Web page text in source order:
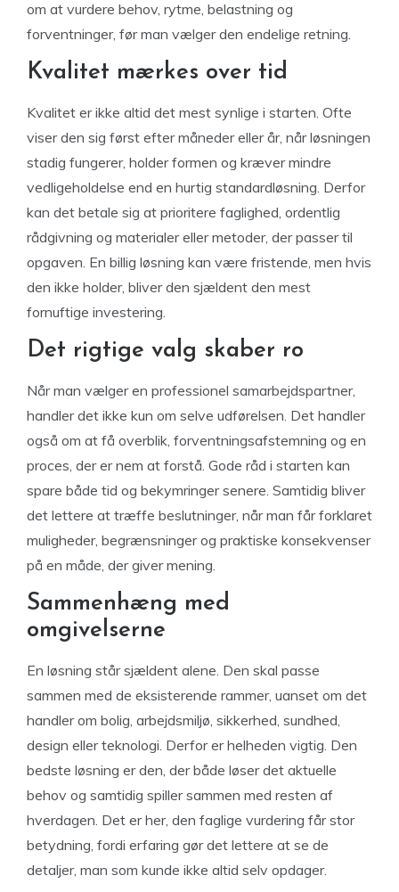
om at vurdere behov, rytme, belastning og
forventninger, før man vælger den endelige retning.
Kvalitet mærkes over tid
Kvalitet er ikke altid det mest synlige i starten. Ofte
viser den sig først efter måneder eller år, når løsningen
stadig fungerer, holder formen og kræver mindre
vedligeholdelse end en hurtig standardløsning. Derfor
kan det betale sig at prioritere faglighed, ordentlig
rådgivning og materialer eller metoder, der passer til
opgaven. En billig løsning kan være fristende, men hvis
den ikke holder, bliver den sjældent den mest
fornuftige investering.
Det rigtige valg skaber ro
Når man vælger en professionel samarbejdspartner,
handler det ikke kun om selve udførelsen. Det handler
også om at få overblik, forventningsafstemning og en
proces, der er nem at forstå. Gode råd i starten kan
spare både tid og bekymringer senere. Samtidig bliver
det lettere at træffe beslutninger, når man får forklaret
muligheder, begrænsninger og praktiske konsekvenser
på en måde, der giver mening.
Sammenhæng med
omgivelserne
En løsning står sjældent alene. Den skal passe
sammen med de eksisterende rammer, uanset om det
handler om bolig, arbejdsmiljø, sikkerhed, sundhed,
design eller teknologi. Derfor er helheden vigtig. Den
bedste løsning er den, der både løser det aktuelle
behov og samtidig spiller sammen med resten af
hverdagen. Det er her, den faglige vurdering får stor
betydning, fordi erfaring gør det lettere at se de
detaljer, man som kunde ikke altid selv opdager.